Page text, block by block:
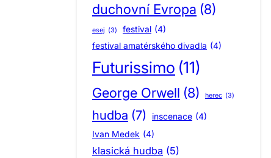
duchovní Evropa (8)
esej (3) festival (4)
festival amatérského divadla (4)
Futurissimo (11)
George Orwell (8) herec (3)
hudba (7) inscenace (4)
Ivan Medek (4)
klasická hudba (5)